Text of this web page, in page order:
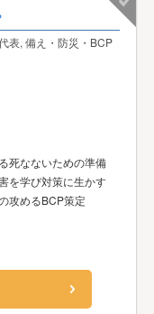
表, 備え・防災・BCP
死なないための準備
を学び対策に生かす
攻めるBCP策定